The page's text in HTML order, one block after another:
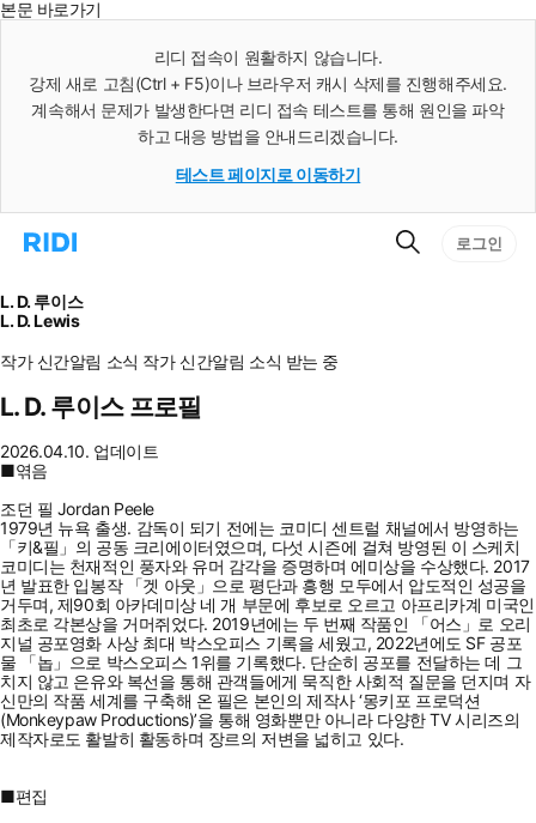
본문 바로가기
리디 접속이 원활하지 않습니다.
강제 새로 고침(Ctrl + F5)이나 브라우저 캐시 삭제를 진행해주세요.
계속해서 문제가 발생한다면 리디 접속 테스트를 통해 원인을 파악
하고 대응 방법을 안내드리겠습니다.
테스트 페이지로 이동하기
리
으
로
동
검
로그인
L. D. 루이스
L. D. Lewis
작가 신간알림 소식 작가 신간알림 소식 받는 중
L. D. 루이스 프로필
2026.04.10. 업데이트
■엮음
조던 필 Jordan Peele
1979년 뉴욕 출생. 감독이 되기 전에는 코미디 센트럴 채널에서 방영하는
「키&필」의 공동 크리에이터였으며, 다섯 시즌에 걸쳐 방영된 이 스케치
코미디는 천재적인 풍자와 유머 감각을 증명하며 에미상을 수상했다. 2017
년 발표한 입봉작 「겟 아웃」으로 평단과 흥행 모두에서 압도적인 성공을
거두며, 제90회 아카데미상 네 개 부문에 후보로 오르고 아프리카계 미국인
최초로 각본상을 거머쥐었다. 2019년에는 두 번째 작품인 「어스」로 오리
지널 공포영화 사상 최대 박스오피스 기록을 세웠고, 2022년에도 SF 공포
물 「놉」으로 박스오피스 1위를 기록했다. 단순히 공포를 전달하는 데 그
치지 않고 은유와 복선을 통해 관객들에게 묵직한 사회적 질문을 던지며 자
신만의 작품 세계를 구축해 온 필은 본인의 제작사 ‘몽키포 프로덕션
(Monkeypaw Productions)’을 통해 영화뿐만 아니라 다양한 TV 시리즈의
제작자로도 활발히 활동하며 장르의 저변을 넓히고 있다.
■편집